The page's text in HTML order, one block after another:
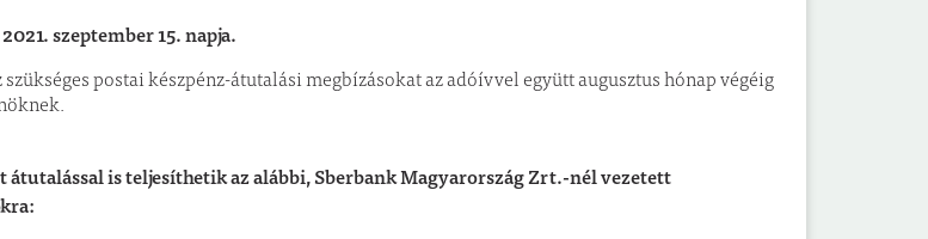
szeptember 15. napja.
szükséges postai készpénz-átutalási megbízásokat az adóívvel együtt augusztus hónap végéig
átutalással is teljesíthetik az alábbi, Sberbank Magyarország Zrt.-nél vezetett